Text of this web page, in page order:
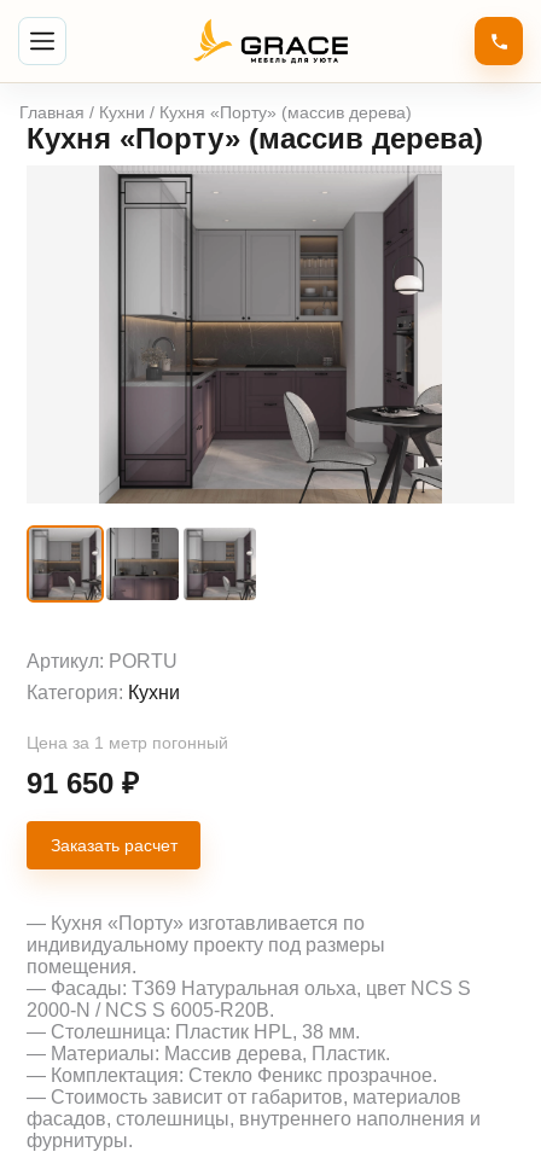
Главная / Кухни / Кухня «Порту» (массив дерева)
Кухня «Порту» (массив дерева)
Артикул: PORTU
Категория: Кухни
Цена за 1 метр погонный
91 650₽
Заказать расчет
— Кухня «Порту» изготавливается по
индивидуальному проекту под размеры
помещения.
— Фасады: Т369 Натуральная ольха, цвет NCS S
2000-N / NCS S 6005-R20B.
— Столешница: Пластик HPL, 38 мм.
— Материалы: Массив дерева, Пластик.
— Комплектация: Стекло Феникс прозрачное.
— Стоимость зависит от габаритов, материалов
фасадов, столешницы, внутреннего наполнения и
фурнитуры.